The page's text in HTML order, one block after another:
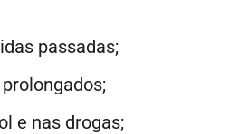
passadas;
e nas drogas;